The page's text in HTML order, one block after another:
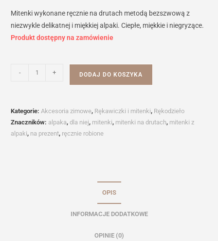
Mitenki wykonane ręcznie na drutach metodą bezszwową z
niezwykle delikatnej i miękkiej alpaki. Ciepłe, miękkie i niegryzące.
Produkt dostępny na zamówienie
- + DODAJ DO KOSZYKA
Kategorie:Akcesoria zimowe, Rękawiczki i mitenki, Rękodzieło
Znaczników: alpaka,dla niej, mitenki, mitenki na drutach, mitenki z
alpaki, na prezent, ręcznie robione
OPIS
INFORMACJE DODATKOWE
OPINIE (0)